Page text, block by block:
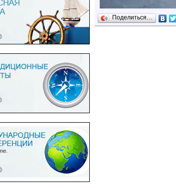
Поделиться…